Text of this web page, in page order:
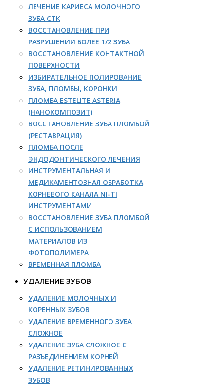
ЛЕЧЕНИЕ КАРИЕСА МОЛОЧНОГО
ЗУБА СТК
ВОССТАНОВЛЕНИЕ ПРИ
РАЗРУШЕНИИ БОЛЕЕ 1/2 ЗУБА
ВОССТАНОВЛЕНИЕ КОНТАКТНОЙ
ПОВЕРХНОСТИ
ИЗБИРАТЕЛЬНОЕ ПОЛИРОВАНИЕ
ЗУБА, ПЛОМБЫ, КОРОНКИ
ПЛОМБА ESTELITE ASTERIA
(НАНОКОМПОЗИТ)
ВОССТАНОВЛЕНИЕ ЗУБА ПЛОМБОЙ
(РЕСТАВРАЦИЯ)
ПЛОМБА ПОСЛЕ
ЭНДОДОНТИЧЕСКОГО ЛЕЧЕНИЯ
ИНСТРУМЕНТАЛЬНАЯ И
МЕДИКАМЕНТОЗНАЯ ОБРАБОТКА
КОРНЕВОГО КАНАЛА NI-TI
ИНСТРУМЕНТАМИ
ВОССТАНОВЛЕНИЕ ЗУБА ПЛОМБОЙ
С ИСПОЛЬЗОВАНИЕМ
МАТЕРИАЛОВ ИЗ
ФОТОПОЛИМЕРА
ВРЕМЕННАЯ ПЛОМБА
УДАЛЕНИЕ ЗУБОВ
УДАЛЕНИЕ МОЛОЧНЫХ И
КОРЕННЫХ ЗУБОВ
УДАЛЕНИЕ ВРЕМЕННОГО ЗУБА
СЛОЖНОЕ
УДАЛЕНИЕ ЗУБА СЛОЖНОЕ С
РАЗЪЕДИНЕНИЕМ КОРНЕЙ
УДАЛЕНИЕ РЕТИНИРОВАННЫХ
ЗУБОВ